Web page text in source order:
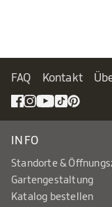
FAQ Kontakt
INFO
Standorte &
Gartengestaltung
Katalog bestellen